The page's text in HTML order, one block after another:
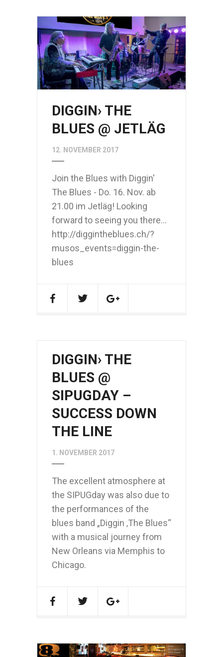
DIGGIN› THE
BLUES @ JETLÄG
12. NOVEMBER 2017
Join the Blues with Diggin'
The Blues - Do. 16. Nov. ab
21.00 im Jetläg! Looking
forward to seeing you there...
http://diggintheblues.ch/?
musos_events=diggin-the-
blues
DIGGIN› THE
BLUES @
SIPUGDAY –
SUCCESS DOWN
THE LINE
1. NOVEMBER 2017
The excellent atmosphere at
the SIPUGday was also due to
the performances of the
blues band „Diggin ‚The Blues“
with a musical journey from
New Orleans via Memphis to
Chicago.